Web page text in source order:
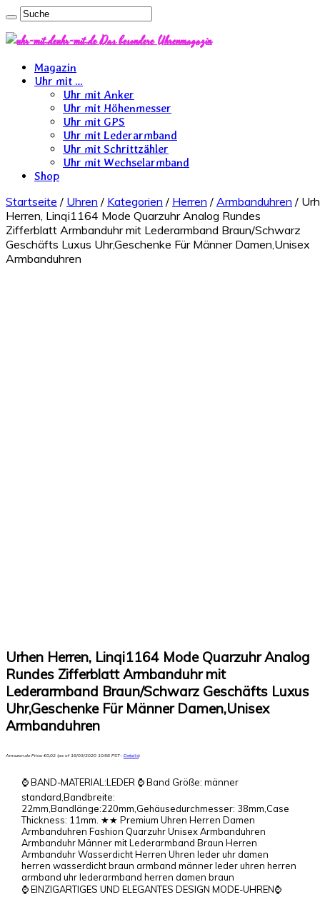
uhr-mit.de Das besondere Uhrenmagazin
Magazin
Uhr mit …
Uhr mit Anker
Uhr mit Höhenmesser
Uhr mit GPS
Uhr mit Lederarmband
Uhr mit Schrittzähler
Uhr mit Wechselarmband
Shop
Startseite / Uhren / Kategorien / Herren / Armbanduhren /
Herren, Linqi1164 Mode Quarzuhr Analog Rundes
Zifferblatt Armbanduhr mit Lederarmband Braun/Schwarz
Geschäfts Luxus Uhr,Geschenke Für Männer Damen,Unisex
Armbanduhren
Urhen Herren, Linqi1164 Mode Quarzuhr Analog
Rundes Zifferblatt Armbanduhr mit
Lederarmband Braun/Schwarz Geschäfts Luxus
Uhr,Geschenke Für Männer Damen,Unisex
Armbanduhren
Amazon.de Price:€0,02 (as of 18/03/2020 10:58 PST- Details)
⌚ BAND-MATERIAL:LEDER ⌚ Band Größe: männer
standard,Bandbreite:
22mm,Bandlänge:220mm,Gehäusedurchmesser: 38mm,Case
Thickness: 11mm. ★★ Premium Uhren Herren Damen
Armbanduhren Fashion Quarzuhr Unisex Armbanduhren
Armbanduhr Männer mit Lederarmband Braun Herren
Armbanduhr Wasserdicht Herren Uhren leder uhr damen
herren wasserdicht braun armband männer leder uhren herren
armband uhr lederarmband herren damen braun
⌚ EINZIGARTIGES UND ELEGANTES DESIGN MODE-UHREN⌚